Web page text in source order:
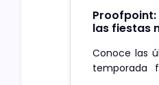
las fiestas
Conoce las
temporada